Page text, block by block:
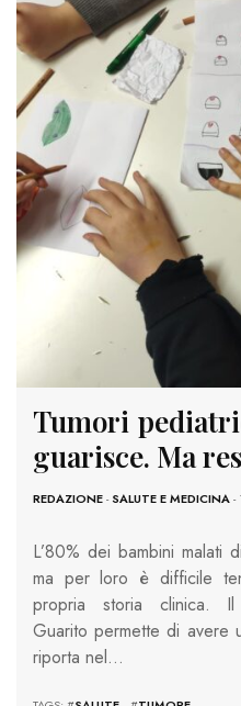
Tumori
guarisce. Ma
REDAZIONE-SALUTE E MEDICINA-
L’80% dei bambini malati
ma per loro è difficile
propria storia clinica.
Guarito permette di avere
riporta nel…